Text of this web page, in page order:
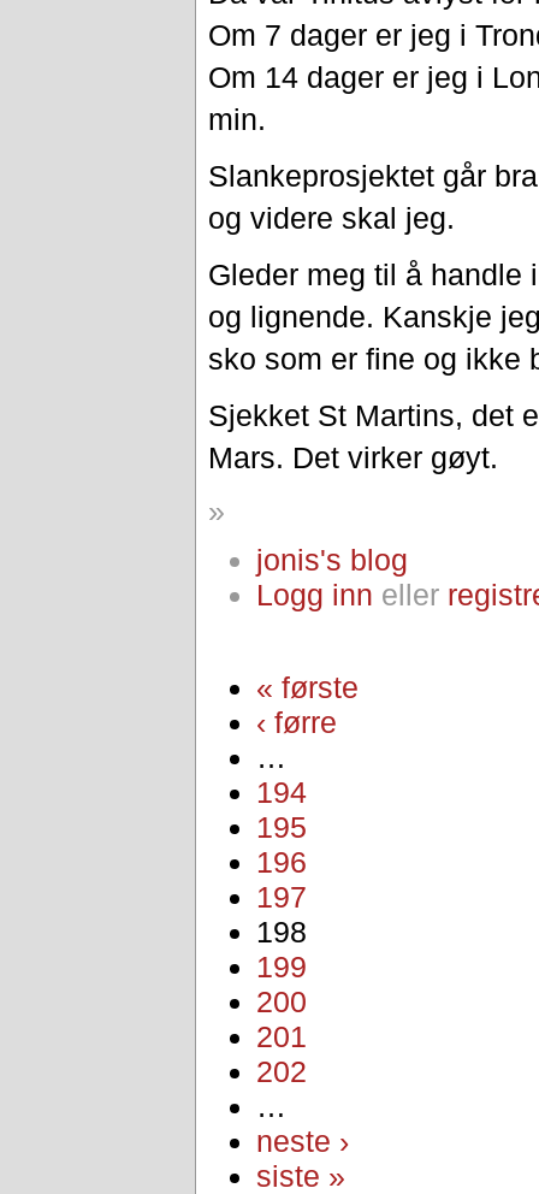
Om 7 dager er jeg i
Om 14 dager er jeg i
min.
Slankeprosjektet går
og videre skal jeg.
Gleder meg til å handle
og lignende. Kanskje
sko som er fine og ikke
Sjekket St Martins, det
Mars. Det virker gøyt.
»
jonis's blog
Logg inn eller
« første
‹ førre
…
194
195
196
197
198
199
200
201
202
…
neste ›
siste »